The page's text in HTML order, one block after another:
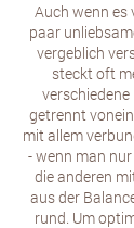
Auch wenn es
paar
vergeblich
steckt oft
verschiedene
getrennt
mit allem
- wenn man
die anderen
aus der
rund. Um